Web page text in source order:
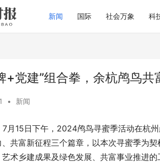
新闻 国际 社会万象 科
+党建”组合拳，余杭鸬鸟共
• 新闻
7月15日下午，2024鸬鸟寻蜜季活动在杭
共富新征程三个篇章，以本次寻蜜季为
术乡建成果及绿色发展、共富事业推进的